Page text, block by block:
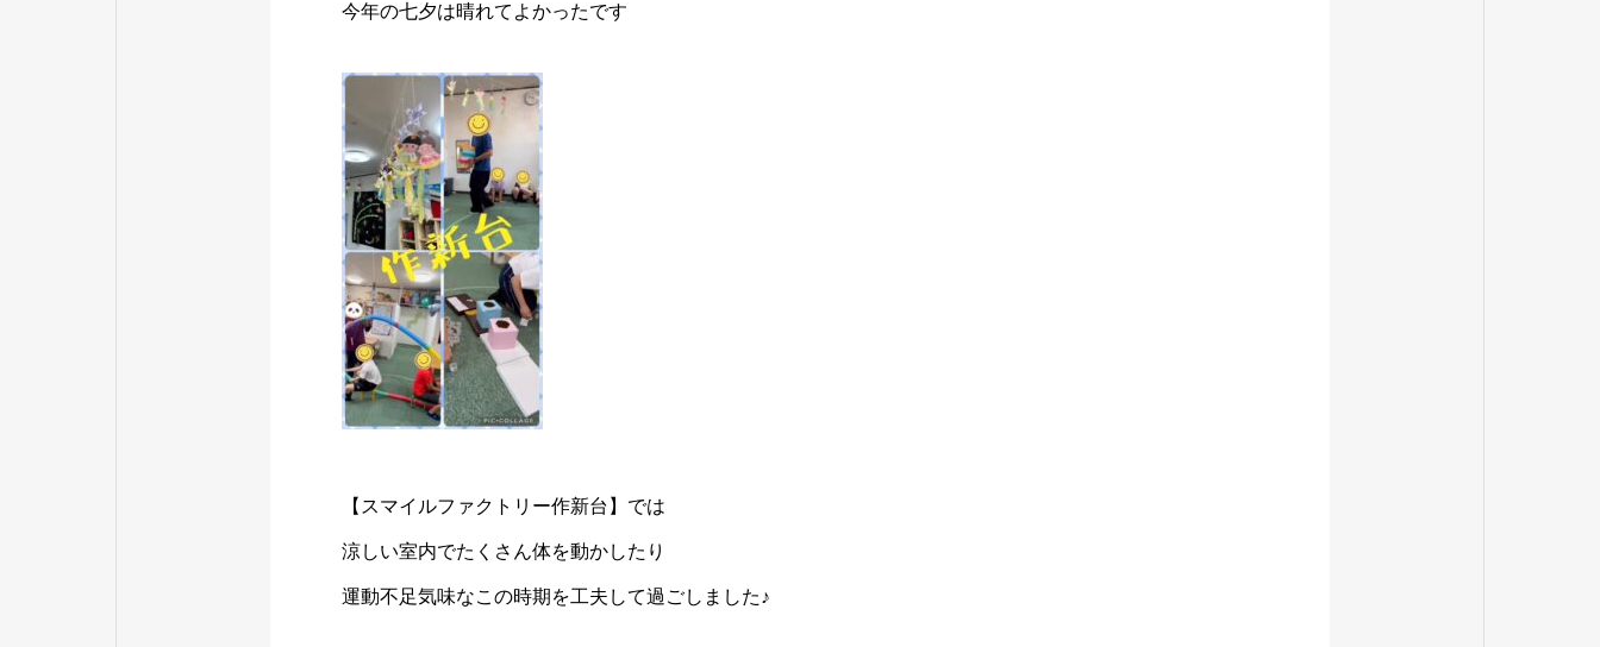
今年の七夕は晴れてよかったです
【スマイルファクトリー作新台】では
涼しい室内でたくさん体を動かしたり
運動不足気味なこの時期を工夫して過ごしました♪